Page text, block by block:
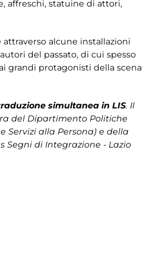
affreschi, statuine di attori,
attraverso alcune installazioni
del passato, di cui spesso
grandi protagonisti della scena
simultanea in LIS. Il
del Dipartimento Politiche
Servizi alla Persona) e della
Segni di Integrazione - Lazio